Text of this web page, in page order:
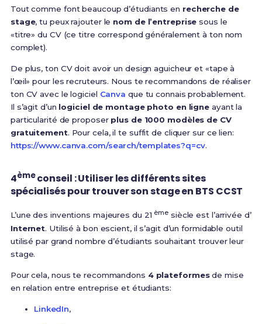
Tout comme font beaucoup d’étudiants en recherche de
stage, tu peux rajouter le nom de l’entreprise sous le
«titre» du CV (ce titre correspond généralement à ton nom
complet).
De plus, ton CV doit avoir un design aguicheur et «tape à
l’œil» pour les recruteurs. Nous te recommandons de réaliser
ton CV avec le logiciel Canva que tu connais probablement.
Il s’agit d’un logiciel de montage photo en ligne ayant la
particularité de proposer plus de 1000 modèles de CV
gratuitement. Pour cela, il te suffit de cliquer sur ce lien:
https://www.canva.com/search/templates?q=cv.
4èmeconseil : Utiliser les différents sites
spécialisés pour trouver son stage en BTS CCST
L’une des inventions majeures du 21 ème siècle est l’arrivée d’
Internet. Utilisé à bon escient, il s’agit d’un formidable outil
utilisé par grand nombre d’étudiants souhaitant trouver leur
stage.
Pour cela, nous te recommandons 4 plateformesde mise
en relation entre entreprise et étudiants:
LinkedIn,